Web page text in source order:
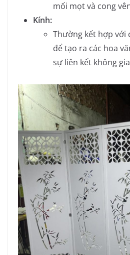
mối mọt và cong
Kính:
Thường kết hợp với
để tạo ra các hoa
sự liên kết không